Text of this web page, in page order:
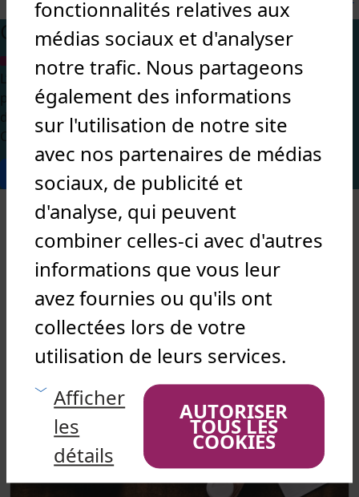
fonctionnalités relatives aux
médias sociaux et d'analyser
notre trafic. Nous partageons
également des informations
sur l'utilisation de notre site
avec nos partenaires de médias
sociaux, de publicité et
d'analyse, qui peuvent
combiner celles-ci avec d'autres
informations que vous leur
avez fournies ou qu'ils ont
collectées lors de votre
utilisation de leurs services.
AUTORISER
TOUS LES
COOKIES
Afficher
les
détails
Contact
L’IEQT, Ecole de Management des Risques et de la
performance QSE, se tient à votre disposition pour toute
demande de renseignement. Une question précise ?
Contactez-nous.
Nous contacter
Ces articles peuvent vous
intéresser